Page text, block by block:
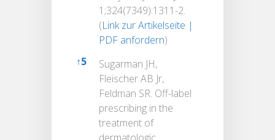
1;324(7349):1311-2.
(Link zur Artikelseite |
PDF anfordern)
↑5
Sugarman JH,
Fleischer AB Jr,
Feldman SR. Off-label
prescribing in the
treatment of